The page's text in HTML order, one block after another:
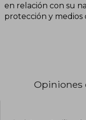
en relación con su
protección y
Opiniones